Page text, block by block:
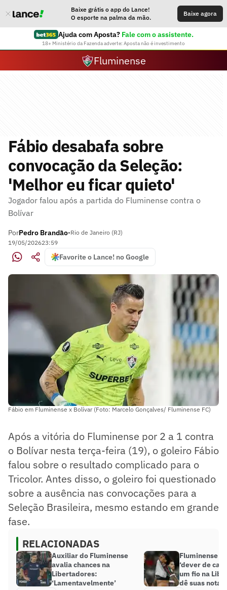
Baixe grátis o app do Lance!
O esporte na palma da mão.
Baixe agora
Ajuda com Aposta? Fale com o assistente.
18+ Ministério da Fazenda adverte: Aposta não é investimento
Fluminense
Fábio desabafa sobre
convocação da Seleção:
'Melhor eu ficar quieto'
Jogador falou após a partida do Fluminense contra o
Bolívar
PorPedro Brandão•Rio de Janeiro (RJ)
19/05/202623:59
Favorite o Lance! no Google
Fábio em Fluminense x Bolívar (Foto: Marcelo Gonçalves/ Fluminense FC)
Após a vitória do Fluminense por 2 a 1 contra
o Bolívar nesta terça-feira (19), o goleiro Fábio
falou sobre o resultado complicado para o
Tricolor. Antes disso, o goleiro foi questionado
sobre a ausência nas convocações para a
Seleção Brasileira, mesmo estando em grande
fase.
RELACIONADAS
Auxiliar do Fluminense
avalia chances na
Libertadores:
‘Lamentavelmente’
Fluminense
‘dever de
um fio na
dê suas notas